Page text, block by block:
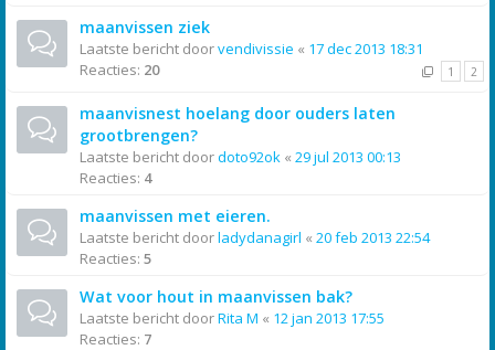
maanvissen ziek
Laatste bericht doorvendivissie « 17 dec 2013 18:31
Reacties: 20 1 2
maanvisnest hoelang door ouders laten
grootbrengen?
Laatste bericht doordoto92ok « 29 jul 2013 00:13
Reacties: 4
maanvissen met eieren.
Laatste bericht doorladydanagirl « 20 feb 2013 22:54
Reacties: 5
Wat voor hout in maanvissen bak?
Laatste bericht doorRita M « 12 jan 2013 17:55
Reacties: 7